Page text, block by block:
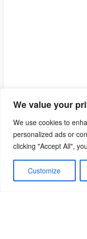
We value your
We use cookies to
personalized ads or
clicking "Accept All",
Customize